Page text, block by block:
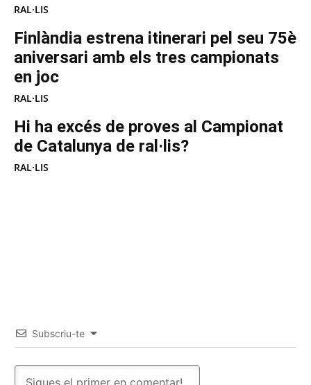
RAL·LIS
Finlàndia estrena itinerari pel seu 75è
aniversari amb els tres campionats
en joc
RAL·LIS
Hi ha excés de proves al Campionat
de Catalunya de ral·lis?
RAL·LIS
Subscriu-te